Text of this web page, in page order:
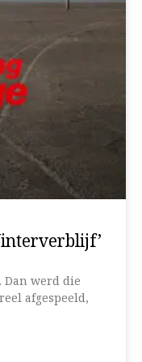
Dan werd die
afgespeeld,